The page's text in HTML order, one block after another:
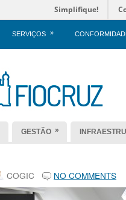
Simplifique!
SERVIÇOS »
GESTÃO »
COGIC NO COMMENTS